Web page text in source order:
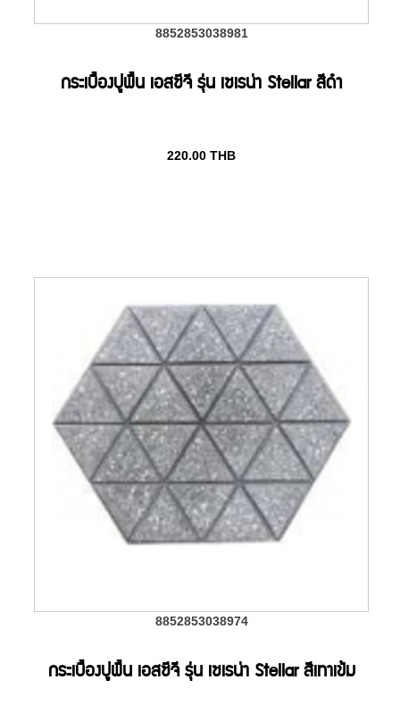
8852853038981
กระเบื้องปูพื้น เอสซีจี รุ่น เซเรน่า Stellar สีดำ
220.00 THB
8852853038974
กระเบื้องปูพื้น เอสซีจี รุ่น เซเรน่า Stellar สีเทาเข้ม